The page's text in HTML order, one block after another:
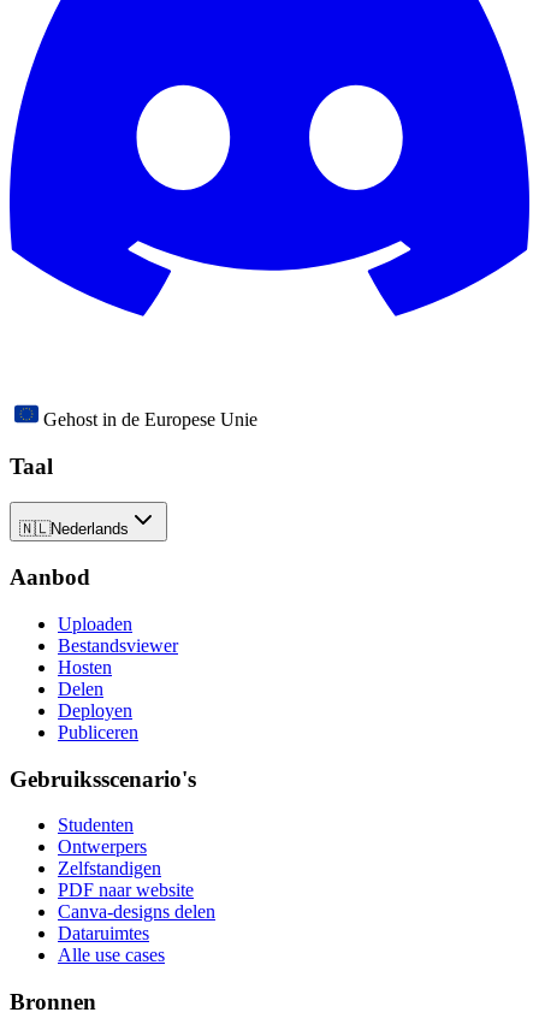
Gehost in de Europese Unie
Taal
🇳🇱Nederlands
Aanbod
Uploaden
Bestandsviewer
Hosten
Delen
Deployen
Publiceren
Gebruiksscenario's
Studenten
Ontwerpers
Zelfstandigen
PDF naar website
Canva-designs delen
Dataruimtes
Alle use cases
Bronnen